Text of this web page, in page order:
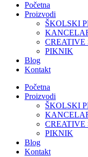
Početna
Proizvodi
ŠKOLSKI
CREATIVE
PIKNIK
Blog
Kontakt
Početna
Proizvodi
ŠKOLSKI
CREATIVE
PIKNIK
Blog
Kontakt